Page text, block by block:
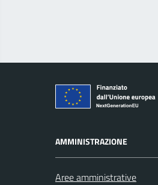
AMMINISTRAZIONE
Aree amministrative